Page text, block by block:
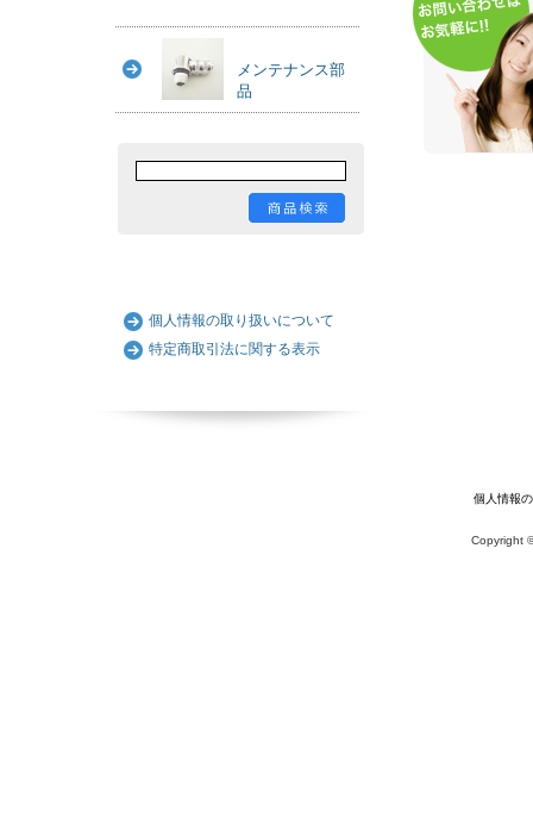
メンテナンス部
品
個人情報の取り扱いについて
特定商取引法に関する表示
個人情報
Copyright